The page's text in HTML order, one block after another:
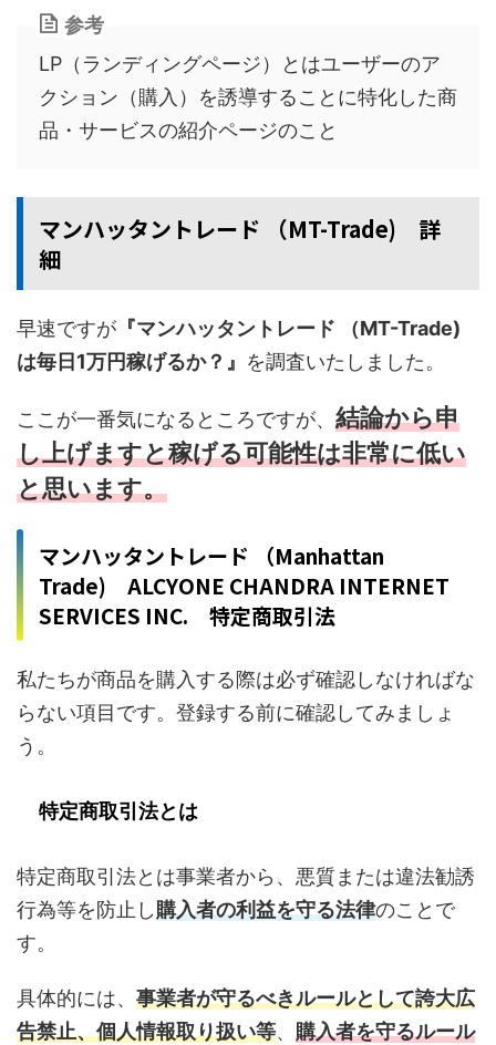
参考
LP（ランディングページ）とはユーザーのア
クション（購入）を誘導することに特化した商
品・サービスの紹介ページのこと
マンハッタントレード （MT-Trade) 詳
細
早速ですが 『マンハッタントレード （MT-Trade)
は毎日1万円稼げるか？』 を調査いたしました。
ここが一番気になるところですが、 結論から申
し上げますと稼げる可能性は非常に低い
と思います。
マンハッタントレード （Manhattan
Trade) ALCYONE CHANDRA INTERNET
SERVICES INC. 特定商取引法
私たちが商品を購入する際は必ず確認しなければな
らない項目です。登録する前に確認してみましょ
う。
特定商取引法とは
特定商取引法とは事業者から、悪質または違法勧誘
行為等を防止し購入者の利益を守る法律のことで
す。
具体的には、 事業者が守るべきルールとして誇大広
告禁止、個人情報取り扱い等、 購入者を守るルール